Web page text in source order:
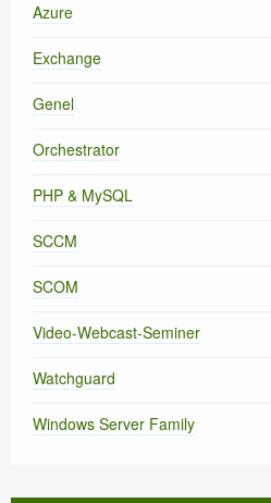
Azure
Exchange
Genel
Orchestrator
PHP & MySQL
SCCM
SCOM
Video-Webcast-Seminer
Watchguard
Windows Server Family